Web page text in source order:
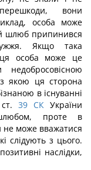
вони
особа може
шлюб припинився
Якщо така
ця особа може це
якою ця сторона
в існуванні
39 СКУкраїни
проте в
не може вважатися
слідують з цього.
наслідки,